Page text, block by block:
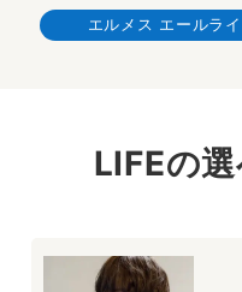
エルメス エールラ
LIFEの